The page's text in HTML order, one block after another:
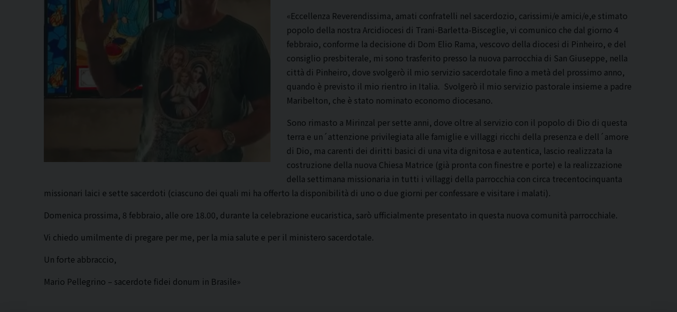
«Eccellenza Reverendissima, amati confratelli nel sacerdozio, carissimi/e amici/e,e stimato
popolo della nostra Arcidiocesi di Trani-Barletta-Bisceglie, vi comunico che dal giorno 4
febbraio, conforme la decisione di Dom Elio Rama, vescovo della diocesi di Pinheiro, e del
consiglio presbiterale, mi sono trasferito presso la nuova parrocchia di San Giuseppe, nella
città di Pinheiro, dove svolgerò il mio servizio sacerdotale fino a metà del prossimo anno,
quando è previsto il mio rientro in Italia. Svolgerò il mio servizio pastorale insieme a padre
Maribelton, che è stato nominato economo diocesano.
Sono rimasto a Mirinzal per sette anni, dove oltre al servizio con il popolo di Dio di questa
terra e un´attenzione privilegiata alle famiglie e villaggi ricchi della presenza e dell´amore
di Dio, ma carenti dei diritti basici di una vita dignitosa e autentica, lascio realizzata la
costruzione della nuova Chiesa Matrice (già pronta con finestre e porte) e la realizzazione
della settimana missionaria in tutti i villaggi della parrocchia con circa trecentocinquanta
missionari laici e sette sacerdoti (ciascuno dei quali mi ha offerto la disponibilità di uno o due giorni per confessare e visitare i malati).
Domenica prossima, 8 febbraio, alle ore 18.00, durante la celebrazione eucaristica, sarò ufficialmente presentato in questa nuova comunità parrocchiale.
Vi chiedo umilmente di pregare per me, per la mia salute e per il ministero sacerdotale.
Un forte abbraccio,
Mario Pellegrino – sacerdote fidei donum in Brasile»